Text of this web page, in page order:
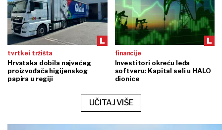
tvrtke i tržišta
Hrvatska dobila najvećeg
proizvođača higijenskog
papira u regiji
financije
Investitori okreću leđa
softveru: Kapital seli u HALO
dionice
UČITAJ VIŠE